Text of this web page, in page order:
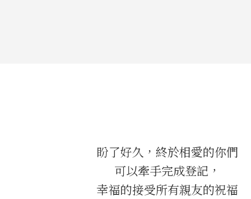
盼了好久，終於相愛的你們
可以牽手完成登記，
幸福的接受所有親友的祝福